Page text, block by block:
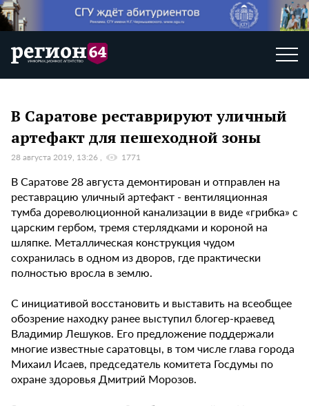
В Саратове реставрируют уличный
артефакт для пешеходной зоны
28 августа 2019, 13:26 1771
В Саратове 28 августа демонтирован и отправлен на
реставрацию уличный артефакт - вентиляционная
тумба дореволюционной канализации в виде «грибка» с
царским гербом, тремя стерлядками и короной на
шляпке. Металлическая конструкция чудом
сохранилась в одном из дворов, где практически
полностью вросла в землю.
С инициативой восстановить и выставить на всеобщее
обозрение находку ранее выступил блогер-краевед
Владимир Лешуков. Его предложение поддержали
многие известные саратовцы, в том числе глава города
Михаил Исаев, председатель комитета Госдумы по
охране здоровья Дмитрий Морозов.